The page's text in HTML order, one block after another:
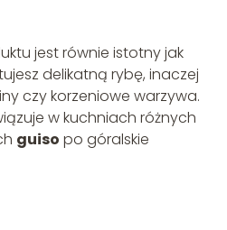
jest równie istotny jak
delikatną rybę, inaczej
czy korzeniowe warzywa.
w kuchniach różnych
guiso po góralskie